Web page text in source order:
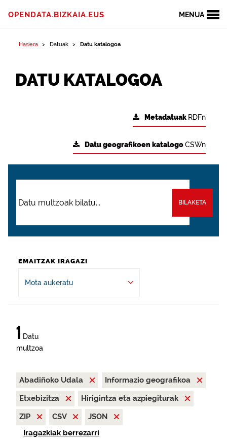
MENUA
OPENDATA.BIZKAIA.EUS
Hasiera Datuak Datu katalogoa
DATU KATALOGOA
Metadatuak RDFn
Datu geografikoen katalogoCSWn
BILAKETA
EMAITZAK IRAGAZI
Mota aukeratu
1 Datu
multzoa
Abadiñoko Udala
Informazio geografikoa
Etxebizitza
Hirigintza eta azpiegiturak
ZIP
CSV
JSON
Iragazkiak berrezarri